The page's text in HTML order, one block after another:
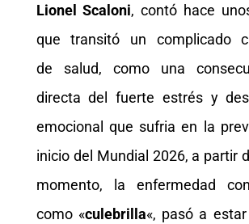
Lionel Scaloni, contó hace
que transitó un complicado
de salud, como una
directa del fuerte estrés y
emocional que sufria en la
inicio del Mundial 2026, a partir
momento, la enfermedad
como «culebrilla«, pasó a